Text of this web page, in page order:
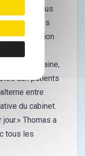
Cela nous
les séances
« Par semaine,
aux patients
entre
du cabinet.
Thomas a
tous les